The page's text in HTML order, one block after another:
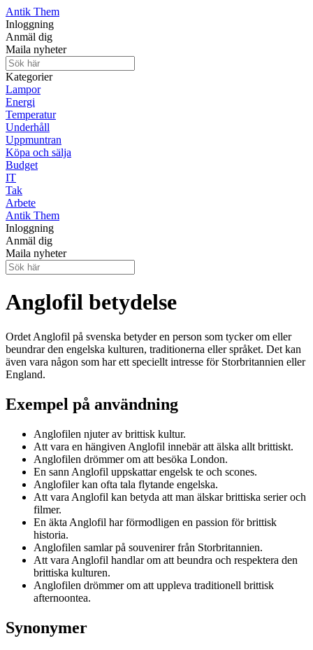
Antik Them
Inloggning
Anmäl dig
Maila nyheter
Kategorier
Lampor
Energi
Temperatur
Underhåll
Uppmuntran
Köpa och sälja
Budget
IT
Tak
Arbete
Antik Them
Inloggning
Anmäl dig
Maila nyheter
Anglofil betydelse
Ordet Anglofil på svenska betyder en person som tycker om eller
beundrar den engelska kulturen, traditionerna eller språket. Det kan
även vara någon som har ett speciellt intresse för Storbritannien eller
England.
Exempel på användning
Anglofilen njuter av brittisk kultur.
Att vara en hängiven Anglofil innebär att älska allt brittiskt.
Anglofilen drömmer om att besöka London.
En sann Anglofil uppskattar engelsk te och scones.
Anglofiler kan ofta tala flytande engelska.
Att vara Anglofil kan betyda att man älskar brittiska serier och
filmer.
En äkta Anglofil har förmodligen en passion för brittisk
historia.
Anglofilen samlar på souvenirer från Storbritannien.
Att vara Anglofil handlar om att beundra och respektera den
brittiska kulturen.
Anglofilen drömmer om att uppleva traditionell brittisk
afternoontea.
Synonymer